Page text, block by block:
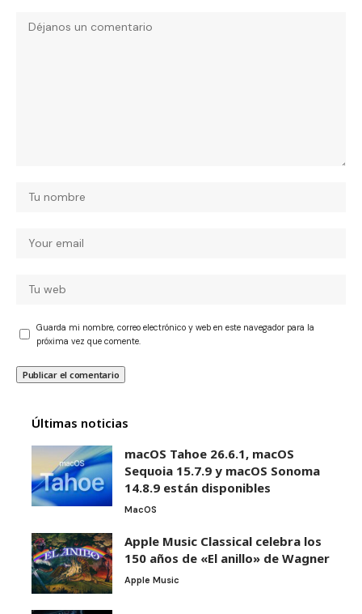
Guarda mi nombre, correo electrónico y web en este navegador para la
próxima vez que comente.
Últimas noticias
macOS Tahoe 26.6.1, macOS
Sequoia 15.7.9 y macOS Sonoma
14.8.9 están disponibles
MacOS
Apple Music Classical celebra los
150 años de «El anillo» de Wagner
Apple Music